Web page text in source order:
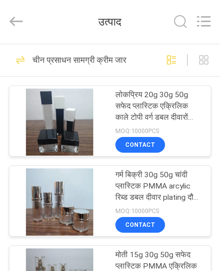
उत्पादों
कारखाना
गुणवत्ता
नियंत्रण
Haojin
Plastic
All
Reserved.
वायुहीन प्रसाधन सामग्री
की बोतलें
344
प्रसाधन सामग्री क्रीम
जार
159
151
उत्पाद
चीन प्रसाधन सामग्री क्रीम जार
लोकप्रिय 20g 30g 50g
सफेद प्लास्टिक एक्रिलिक
काले टोपी वर्ग डबल दीवारों
कॉस्मेटिक निर्माता त्वचा
देखभाल क्रीम जार
MOQ:10000PCS
CONTACT
गर्म बिक्री 30g 50g चांदी
प्लास्टिक PMMA arcylic
रिब्ड डबल दीवार plating दौर
त्वचा देखभाल कॉस्मेटिक चेहरे
क्रीम जार
MOQ:10000PCS
CONTACT
मोती 15g 30g 50g सफेद
प्लास्टिक PMMA एक्रिलिक